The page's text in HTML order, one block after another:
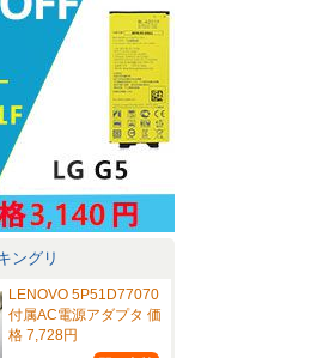
ングリ
LENOVO 5P51D77070
付属AC電源アダプタ 価
格 7,728円